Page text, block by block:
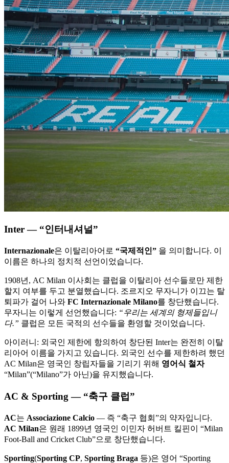
Inter — “인터내셔널”
Internazionale은 이탈리아어로 “국제적인” 을 의미합니다. 이
이름은 하나의 정치적 선언이었습니다.
1908년, AC Milan 이사회는 클럽을 이탈리아 선수들로만 제한
할지 여부를 두고 분열했습니다. 조르지오 무자니가 이끄는 탈
퇴파가 걸어 나와 FC Internazionale Milano를 창단했습니다.
무자니는 이렇게 선언했습니다: “우리는 세계의 형제들입니
다.” 클럽은 모든 국적의 선수들을 환영할 것이었습니다.
아이러니: 외국인 제한에 항의하여 창단된 Inter는 완전히 이탈
리아어 이름을 가지고 있습니다. 외국인 선수를 제한하려 했던
AC Milan은 영국인 창립자들을 기리기 위해 영어식 철자
“Milan”(“Milano”가 아닌)을 유지했습니다.
AC & Sporting — “축구 클럽”
AC는 Associazione Calcio — 즉 “축구 협회”의 약자입니다.
AC Milan은 원래 1899년 영국인 이민자 허버트 킬핀이 “Milan
Foot-Ball and Cricket Club”으로 창단했습니다.
Sporting(Sporting CP, Sporting Braga 등)은 영어 “Sporting